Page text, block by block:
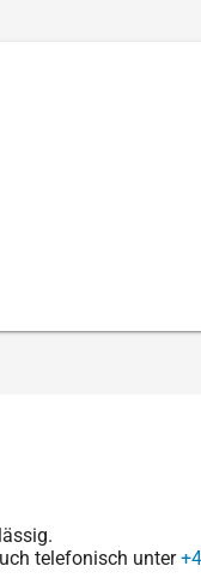
telefonisch unter